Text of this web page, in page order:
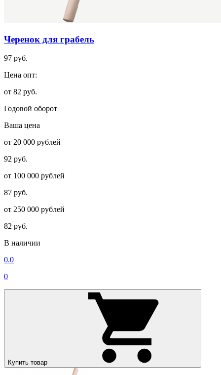
Черенок для грабель
97 руб.
Цена опт:
от 82 руб.
Годовой оборот
Ваша цена
от 20 000 рублей
92 руб.
от 100 000 рублей
87 руб.
от 250 000 рублей
82 руб.
В наличии
0.0
0
Купить товар